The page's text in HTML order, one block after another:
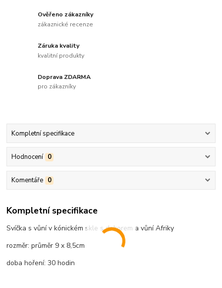
Ověřeno zákazníky
zákaznické recenze
Záruka kvality
kvalitní produkty
Doprava ZDARMA
pro zákazníky
Kompletní specifikace
Hodnocení 0
Komentáře 0
Kompletní specifikace
Svíčka s vůní v kónickém skle s dekorem a vůní Afriky
rozměr: průměr 9 x 8,5cm
doba hoření: 30 hodin